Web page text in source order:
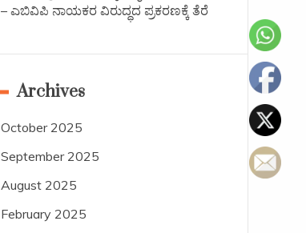
– ಎಬಿವಿಪಿ ನಾಯಕರ ವಿರುದ್ಧದ ಪ್ರಕರಣಕ್ಕೆ ತೆರೆ
Archives
October 2025
September 2025
August 2025
February 2025